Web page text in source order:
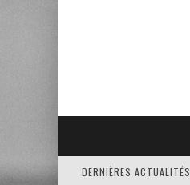
DERNIÈRES ACTUALITÉS